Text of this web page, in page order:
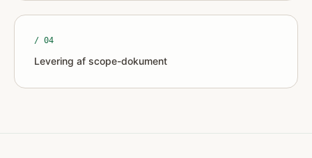
/ 04
Levering af scope-dokument